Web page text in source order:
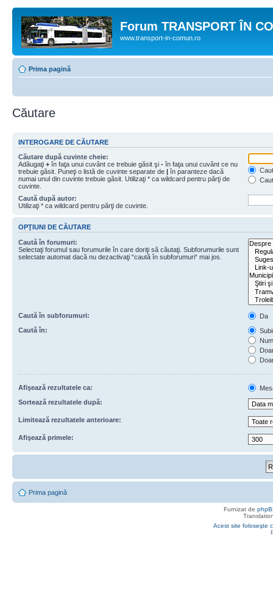
Forum TRANSPORT ÎN
www.transport-in-comun.ro
Prima pagină
Căutare
INTEROGARE DE CĂUTARE
Căutare după cuvinte cheie:
Adăugaţi + în faţa unui cuvânt ce trebuie găsit şi - în faţa unui cuvânt ce nu
trebuie găsit. Puneţi o listă de cuvinte separate de | în paranteze dacă
numai unul din cuvinte trebuie găsit. Utilizaţi * ca wildcard pentru părţi de
cuvinte.
Caută după autor:
Utilizaţi * ca wildcard pentru părţi de cuvinte.
OPŢIUNI DE CĂUTARE
Caută în forumuri:
Selectaţi forumul sau forumurile în care doriţi să căutaţi. Subforumurile sunt
selectate automat dacă nu dezactivaţi “caută în subforumuri“ mai jos.
Caută în subforumuri:
Da
Caută în:
Afişează rezultatele ca:
Sortează rezultatele după:
Limitează rezultatele anterioare:
Afişează primele:
Prima pagină
Furnizat de
Acest site foloseşte